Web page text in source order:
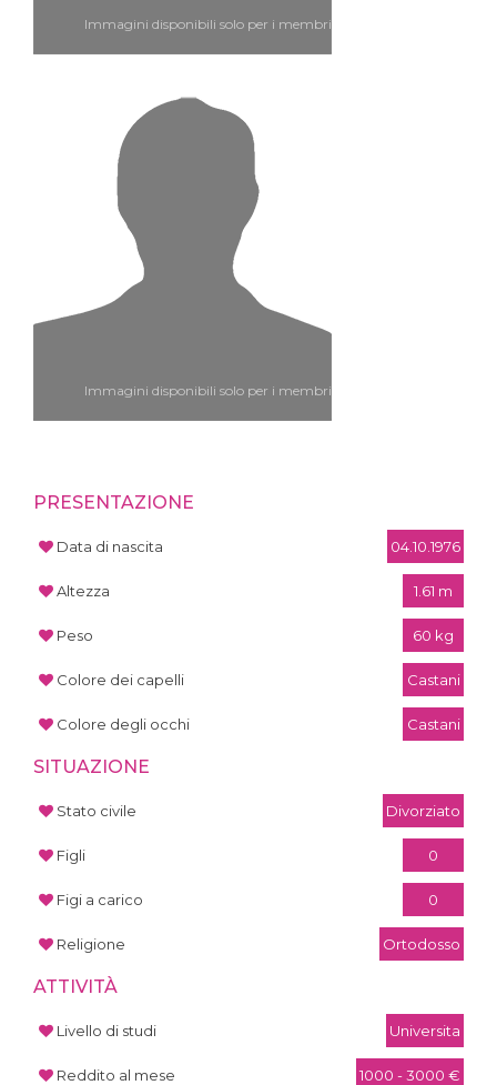
Immagini disponibili solo per i membri
Immagini disponibili solo per i membri
PRESENTAZIONE
Data di nascita 04.10.1976
Altezza 1.61 m
Peso 60 kg
Colore dei capelli Castani
Colore degli occhi Castani
SITUAZIONE
Stato civile Divorziato
Figli 0
Figi a carico 0
Religione Ortodosso
ATTIVITÀ
Livello di studi Universita
Reddito al mese 1000 - 3000 €